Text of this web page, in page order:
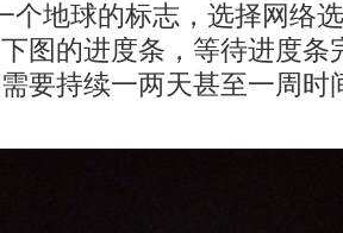
个地球的标志，选择网络
图的进度条，等待进度条
要持续一两天甚至一周时